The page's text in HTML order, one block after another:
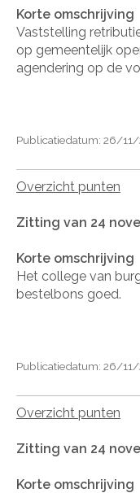
Korte omschrijving
Vaststelling
op gemeentelijk
agendering op de
Publicatiedatum: 26/
Overzicht punten
Zitting van 24
Korte omschrijving
Het college van
bestelbons goed.
Publicatiedatum: 26/
Overzicht punten
Zitting van 24
Korte omschrijving